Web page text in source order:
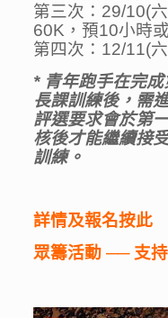
第三次：29/10(
60K，預10小時或
第四次：12/11(
* 青年跑手在完
長課訓練後，需
評選要求會於第
核後才能繼續接
訓練。
詳情及報名按此
眾籌活動 ── 支